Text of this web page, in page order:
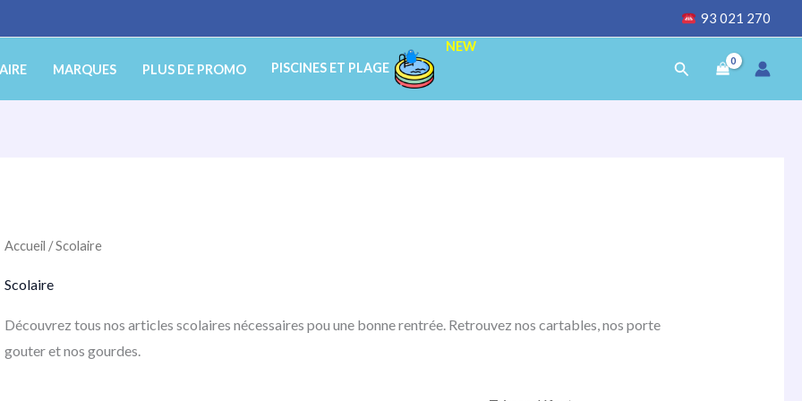
93 021 270
MARQUES PLUS DE PROMO PISCINES ET PLAGE
NEW
Rechercher
Accueil / Scolaire
Scolaire
Découvrez tous nos articles scolaires nécessaires pou une bonne rentrée. Retrouvez nos cartables, nos porte
gouter et nos gourdes.